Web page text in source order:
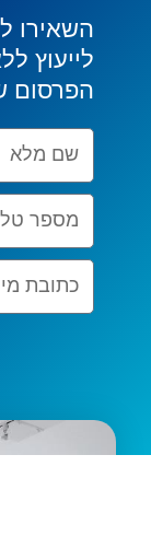
השאירו
לייעוץ
הפרסום
complet
téléphone